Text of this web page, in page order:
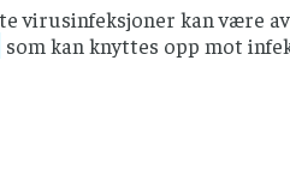
virusinfeksjoner kan være
som kan knyttes opp mot